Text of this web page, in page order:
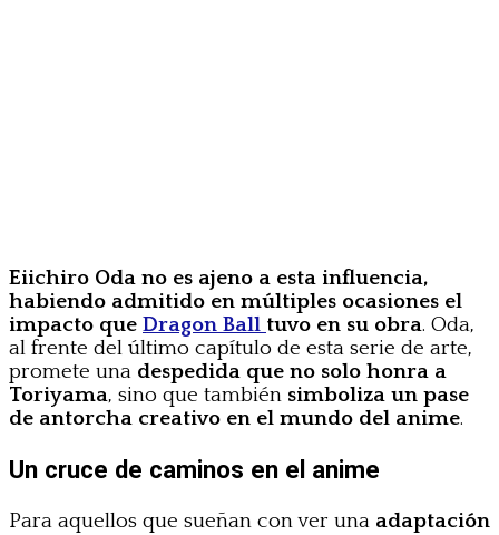
Eiichiro Oda no es ajeno a esta influencia,
habiendo admitido en múltiples ocasiones el
impacto que Dragon Ball tuvo en su obra. Oda,
al frente del último capítulo de esta serie de arte,
promete una despedida que no solo honra a
Toriyama, sino que también simboliza un pase
de antorcha creativo en el mundo del anime.
Un cruce de caminos en el anime
Para aquellos que sueñan con ver una adaptación